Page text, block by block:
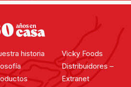
historia
Vicky Foods
Distribuidores –
Extranet